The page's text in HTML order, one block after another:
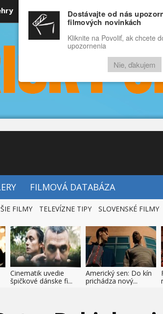
Rozprávky Funny Docu
RECENZIE VIDEÁ FILMY
FILMOVÁ DATABÁZA
FILMY TELEVÍZNE TIPY SLOVENSKÉ FILMY
Cinematik uvedie
špičkové dánske fi...
Americký sen: Do kín
prichádza nový...
Dostávajte od nás
filmových novinkách
Kliknite na Povoliť, ak chcete
upozornenia
Nie, ďakujem